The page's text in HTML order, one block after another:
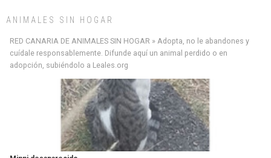
ANIMALES SIN HOGAR
RED CANARIA DE ANIMALES SIN HOGAR » Adopta, no le abandones y
cuídale responsablemente. Difunde aquí un animal perdido o en
adopción, subiéndolo a Leales.org
Minni desaparecido
» Míralo en todos los navegadores y en Google Play con Leales.org o en todas las